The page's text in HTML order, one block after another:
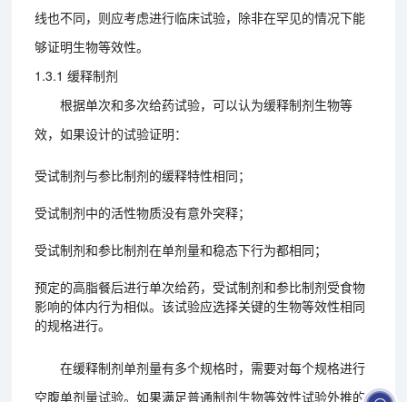
线也不同，则应考虑进行临床试验，除非在罕见的情况下能
够证明生物等效性。
1.3.1 缓释制剂
根据单次和多次给药试验，可以认为缓释制剂生物等
效，如果设计的试验证明：
受试制剂与参比制剂的缓释特性相同；
受试制剂中的活性物质没有意外突释；
受试制剂和参比制剂在单剂量和稳态下行为都相同；
预定的高脂餐后进行单次给药，受试制剂和参比制剂受食物
影响的体内行为相似。该试验应选择关键的生物等效性相同
的规格进行。
在缓释制剂单剂量有多个规格时，需要对每个规格进行
空腹单剂量试验。如果满足普通制剂生物等效性试验外推的